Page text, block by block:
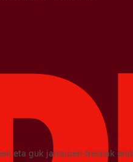
eta guk jarraipen-tresnak